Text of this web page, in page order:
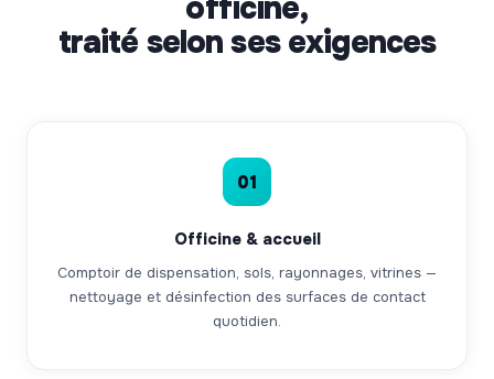
officine,
traité selon ses exigences
01
Officine & accueil
Comptoir de dispensation, sols, rayonnages, vitrines —
nettoyage et désinfection des surfaces de contact
quotidien.